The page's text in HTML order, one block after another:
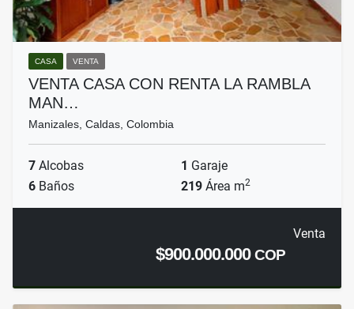
CASA VENTA
VENTA CASA CON RENTA LA RAMBLA
MAN…
Manizales, Caldas, Colombia
7 Alcobas 1 Garaje
6 Baños 219 Área m2
Venta
$900.000.000COP